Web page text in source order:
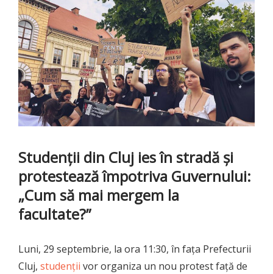
Studenţii din Cluj ies în stradă şi
protestează împotriva Guvernului:
„Cum să mai mergem la
facultate?”
Luni, 29 septembrie, la ora 11:30, în fața Prefecturii
Cluj, studenții vor organiza un nou protest față de